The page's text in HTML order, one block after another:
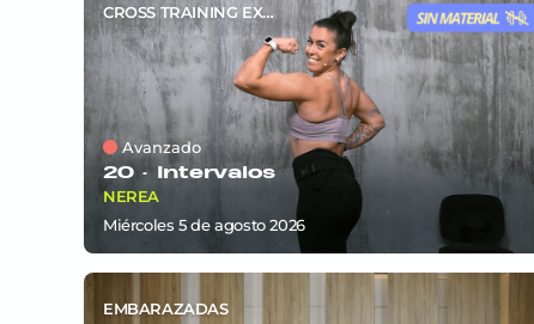
CROSS TRAINING EXPRÉS
Avanzado
20 · Intervalos
NEREA
miércoles 5deagosto 2026
EMBARAZADAS